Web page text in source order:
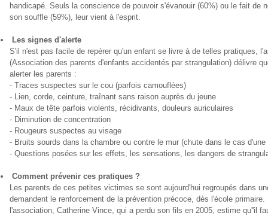
handicapé. Seuls la conscience de pouvoir s'évanouir (60%) ou le fait de
son souffle (59%), leur vient à l'esprit.
Les signes d'alerte
S'il n'est pas facile de repérer qu'un enfant se livre à de telles pratiques,
(Association des parents d'enfants accidentés par strangulation) délivre
alerter les parents :
- Traces suspectes sur le cou (parfois camouflées)
- Lien, corde, ceinture, traînant sans raison auprès du jeune
- Maux de tête parfois violents, récidivants, douleurs auriculaires
- Diminution de concentration
- Rougeurs suspectes au visage
- Bruits sourds dans la chambre ou contre le mur (chute dans le cas d'une
- Questions posées sur les effets, les sensations, les dangers de
Comment prévenir ces pratiques ?
Les parents de ces petites victimes se sont aujourd'hui regroupés dans
demandent le renforcement de la prévention précoce, dès l'école
l'association, Catherine Vince, qui a perdu son fils en 2005, estime qu''il